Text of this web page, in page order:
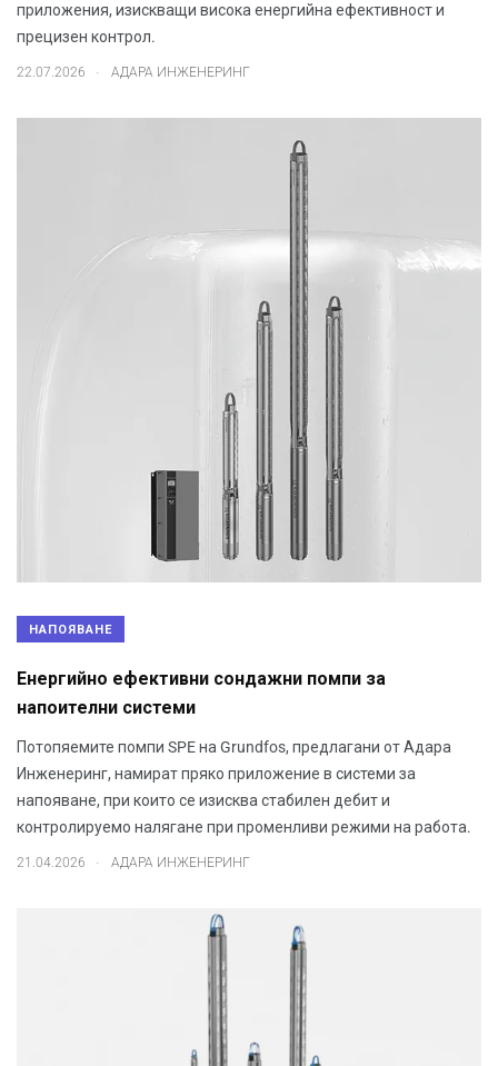
приложения, изискващи висока енергийна ефективност и
прецизен контрол.
22.07.2026 . АДАРА ИНЖЕНЕРИНГ
НАПОЯВАНЕ
Енергийно ефективни сондажни помпи за
напоителни системи
Потопяемите помпи SPE на Grundfos, предлагани от Адара
Инженеринг, намират пряко приложение в системи за
напояване, при които се изисква стабилен дебит и
контролируемо налягане при променливи режими на работа.
21.04.2026 . АДАРА ИНЖЕНЕРИНГ